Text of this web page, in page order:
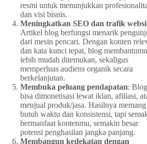
resmi untuk menunjukkan
dan visi bisnis.
Meningkatkan SEO dan trafik
Artikel blog berfungsi menarik
dari mesin pencari. Dengan konten
dan kata kunci tepat, blog membantumu
lebih mudah ditemukan, sekaligus
memperluas audiens organik secara
berkelanjutan.
Membuka peluang pendapatan: Blog
bisa dimonetisasi lewat iklan, afiliasi,
menjual produk/jasa. Hasilnya memang
butuh waktu dan konsistensi, tapi
bermanfaat kontenmu, semakin besar
potensi penghasilan jangka panjang.
Membangun kedekatan dengan